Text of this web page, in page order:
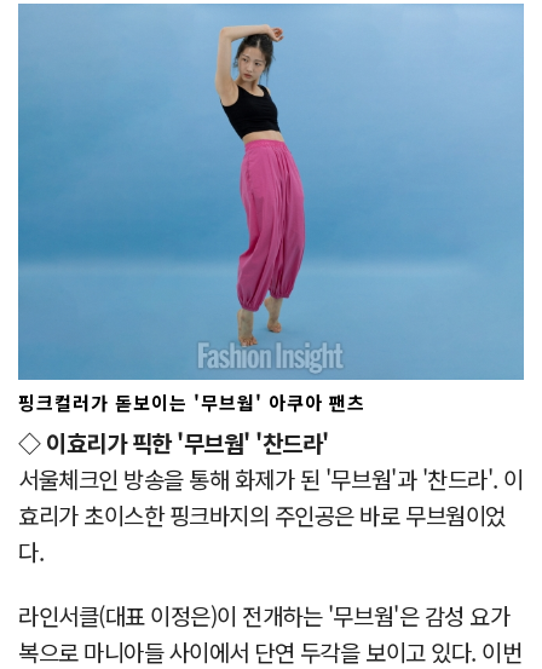
핑크컬러가 돋보이는 '무브웜' 아쿠아 팬츠
◇ 이효리가 픽한 '무브웜' '찬드라'
서울체크인 방송을 통해 화제가 된 '무브웜'과 '찬드라'. 이
효리가 초이스한 핑크바지의 주인공은 바로 무브웜이었
다.
라인서클(대표 이정은)이 전개하는 '무브웜'은 감성 요가
복으로 마니아들 사이에서 단연 두각을 보이고 있다. 이번